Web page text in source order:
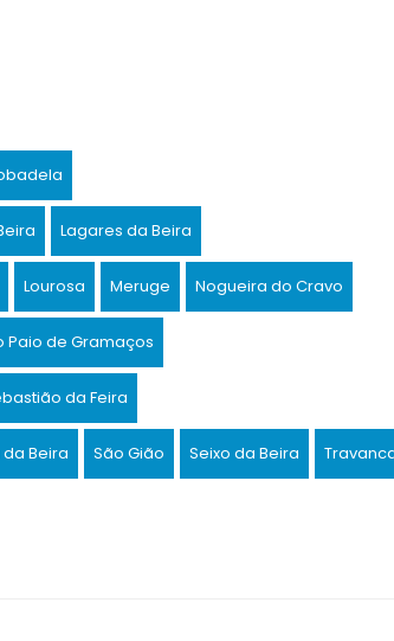
Lagares da Beira
Lourosa Meruge Nogueira do Cravo
Paio de Gramaços
da Feira
Beira São Gião Seixo da Beira